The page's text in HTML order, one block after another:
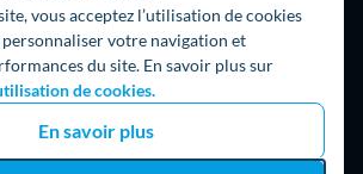
vous acceptez l’utilisation de cookies
votre navigation et
du site. En savoir plus sur
de cookies.
En savoir plus
avec ⚡ par Hello Watt
|CGU|Mentions légales